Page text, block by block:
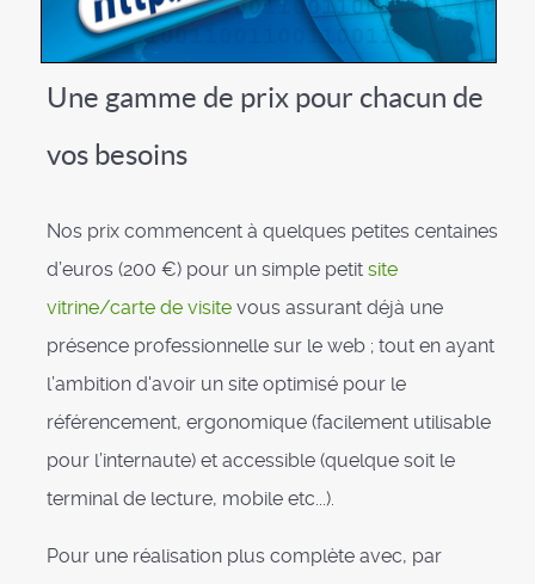
Une gamme de prix pour chacun de
vos besoins
Nos prix commencent à quelques petites centaines
d’euros (200 €) pour un simple petit site
vitrine/carte de visite vous assurant déjà une
présence professionnelle sur le web ; tout en ayant
l’ambition d'avoir un site optimisé pour le
référencement, ergonomique (facilement utilisable
pour l’internaute) et accessible (quelque soit le
terminal de lecture, mobile etc...).
Pour une réalisation plus complète avec, par